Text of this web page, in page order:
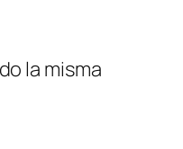
la misma